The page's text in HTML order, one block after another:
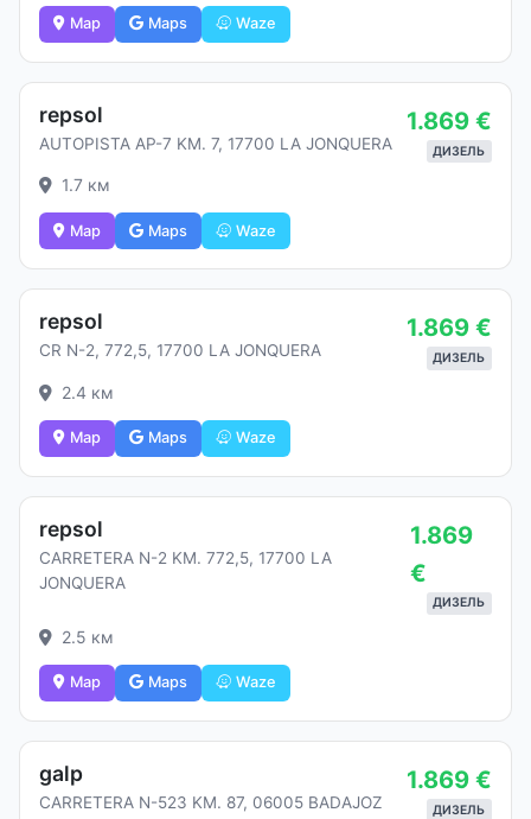
Map Maps Waze
repsol
AUTOPISTA AP-7 KM. 7, 17700 LA JONQUERA
1.869 €
ДИЗЕЛЬ
1.7 км
Map Maps Waze
repsol
CR N-2, 772,5, 17700 LA JONQUERA
1.869 €
ДИЗЕЛЬ
2.4 км
Map Maps Waze
repsol
CARRETERA N-2 KM. 772,5, 17700 LA
JONQUERA
1.869
€
ДИЗЕЛЬ
2.5 км
Map Maps Waze
galp
CARRETERA N-523 KM. 87, 06005 BADAJOZ
1.869 €
ДИЗЕЛЬ